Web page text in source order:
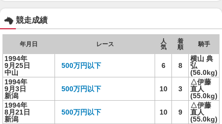
競走成績
年月日 レース
人
気
着
順
騎手
1994年
9月25日
中山
500万円以下 6 8
横山 典
弘
(56.0kg)
1994年
9月3日
新潟
500万円以下 10 3
△伊藤
直人
(55.0kg)
1994年
8月21日
新潟
500万円以下 10 9
△伊藤
直人
(55.0kg)